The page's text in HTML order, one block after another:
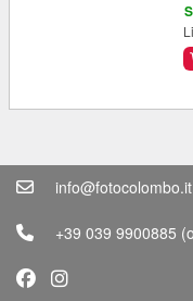
info@fotocolombo.it
+39 039 9900885